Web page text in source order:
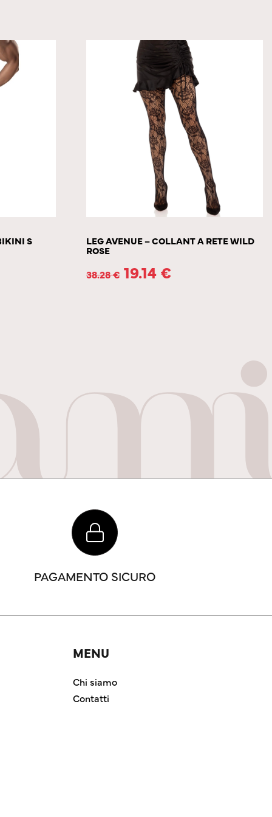
S LEG AVENUE – COLLANT A RETE WILD
ROSE
38.28€ 19.14 €
PAGAMENTO SICURO
MENU
Chi siamo
Contatti